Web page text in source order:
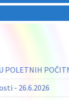
POLETNIH
- 26.6.2026